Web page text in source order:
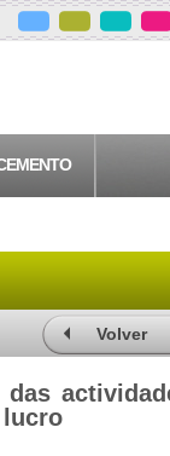
Volver
lucro